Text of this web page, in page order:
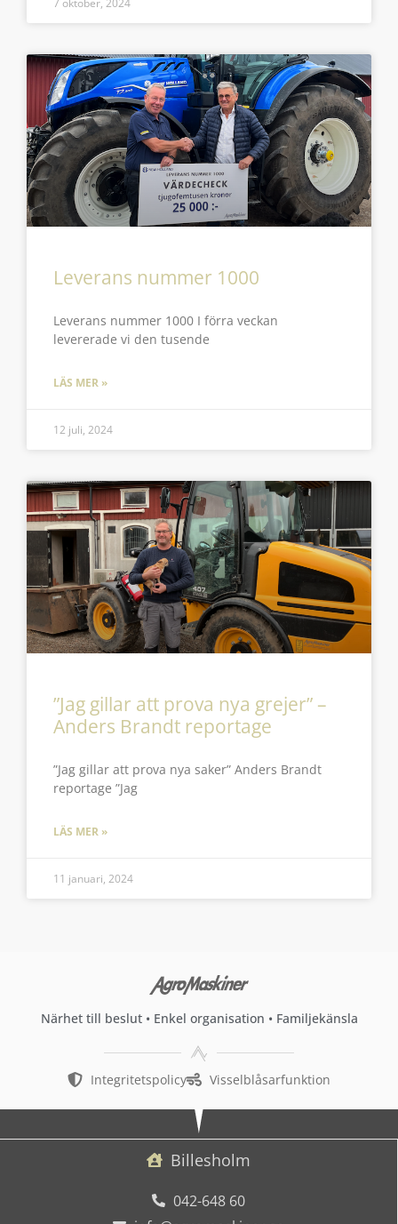
Leverans nummer 1000
Leverans nummer 1000 I förra veckan
levererade vi den tusende
LÄS MER »
12 juli, 2024
”Jag gillar att prova nya grejer” –
Anders Brandt reportage
”Jag gillar att prova nya saker” Anders Brandt
reportage ”Jag
LÄS MER »
11 januari, 2024
Närhet till beslut • Enkel organisation • Familjekänsla
Integritetspolicy Visselblåsarfunktion
Billesholm
042-648 60